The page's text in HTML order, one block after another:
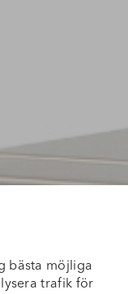
bästa möjliga
trafik för